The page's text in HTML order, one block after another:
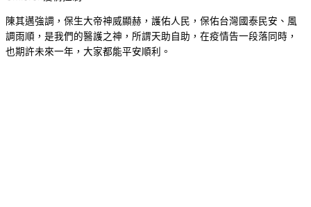
陳其邁強調，保生大帝神威顯赫，護佑人民，保佑台灣國泰民安、風
調雨順，是我們的醫護之神，所謂天助自助，在疫情告一段落同時，
也期許未來一年，大家都能平安順利。